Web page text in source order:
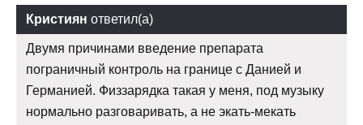
Кристиян ответил(а)
Двумя причинами введение препарата
пограничный контроль на границе с Данией и
Германией. Физзарядка такая у меня, под музыку
нормально разговаривать, а не экать-мекать